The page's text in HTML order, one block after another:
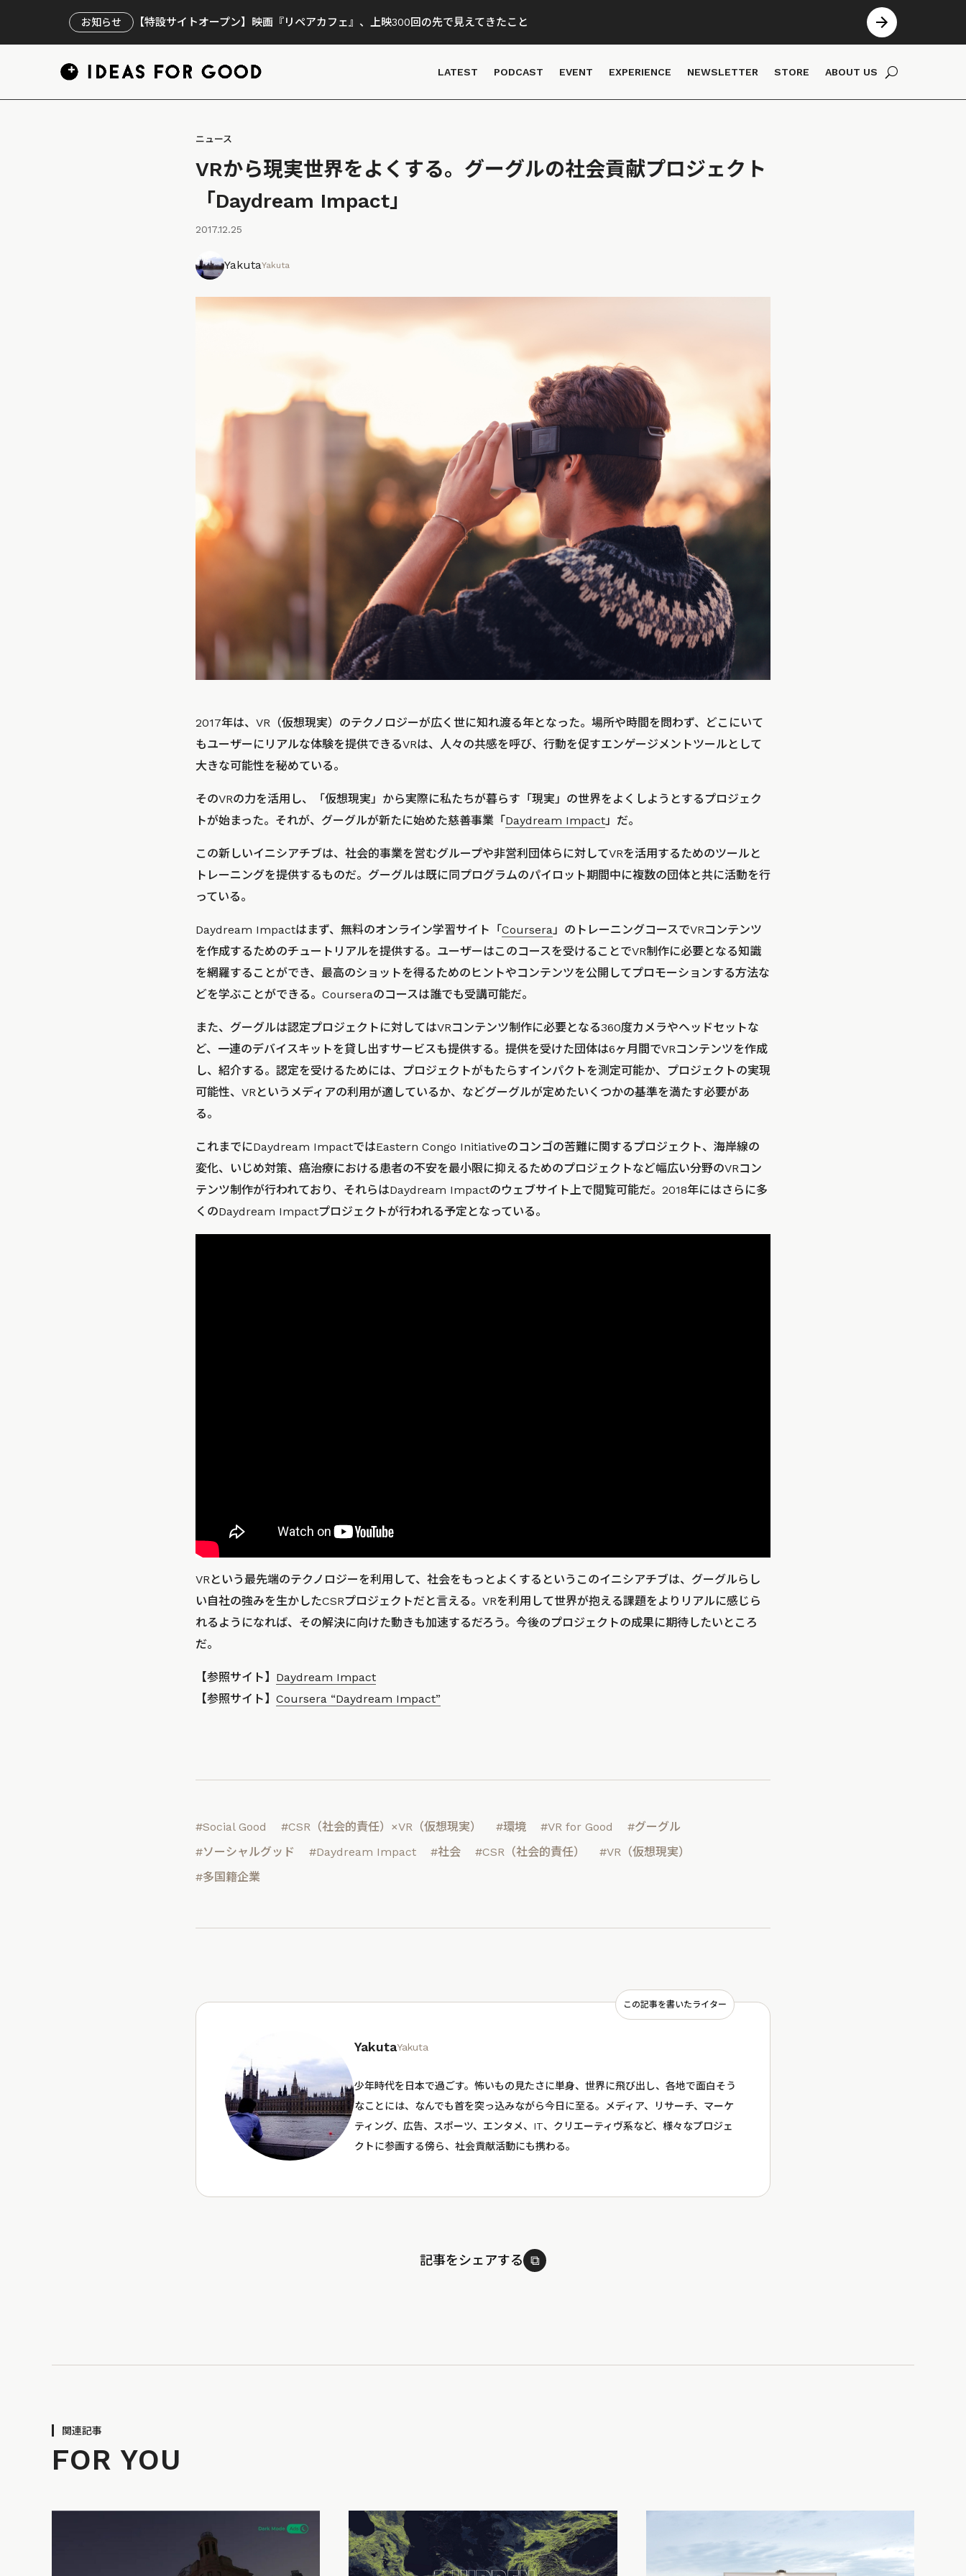
お知らせ 【特設サイトオープン】映画『リペアカフェ』、上映300回の先で見えてきたこと
LATEST PODCAST EVENT EXPERIENCE NEWSLETTER STORE ABOUT US
ニュース
VRから現実世界をよくする。グーグルの社会貢献プロジェクト
「Daydream Impact」
2017.12.25
YakutaYakuta
2017年は、VR（仮想現実）のテクノロジーが広く世に知れ渡る年となった。場所や時間を問わず、どこにいて
もユーザーにリアルな体験を提供できるVRは、人々の共感を呼び、行動を促すエンゲージメントツールとして
大きな可能性を秘めている。
そのVRの力を活用し、「仮想現実」から実際に私たちが暮らす「現実」の世界をよくしようとするプロジェク
トが始まった。それが、グーグルが新たに始めた慈善事業「 Daydream Impact」だ。
この新しいイニシアチブは、社会的事業を営むグループや非営利団体らに対してVRを活用するためのツールと
トレーニングを提供するものだ。グーグルは既に同プログラムのパイロット期間中に複数の団体と共に活動を行
っている。
Daydream Impactはまず、無料のオンライン学習サイト「 Coursera」のトレーニングコースでVRコンテンツ
を作成するためのチュートリアルを提供する。ユーザーはこのコースを受けることでVR制作に必要となる知識
を網羅することができ、最高のショットを得るためのヒントやコンテンツを公開してプロモーションする方法な
どを学ぶことができる。Courseraのコースは誰でも受講可能だ。
また、グーグルは認定プロジェクトに対してはVRコンテンツ制作に必要となる360度カメラやヘッドセットな
ど、一連のデバイスキットを貸し出すサービスも提供する。提供を受けた団体は6ヶ月間でVRコンテンツを作成
し、紹介する。認定を受けるためには、プロジェクトがもたらすインパクトを測定可能か、プロジェクトの実現
可能性、VRというメディアの利用が適しているか、などグーグルが定めたいくつかの基準を満たす必要があ
る。
これまでにDaydream ImpactではEastern Congo Initiativeのコンゴの苦難に関するプロジェクト、海岸線の
変化、いじめ対策、癌治療における患者の不安を最小限に抑えるためのプロジェクトなど幅広い分野のVRコン
テンツ制作が行われており、それらはDaydream Impactのウェブサイト上で閲覧可能だ。2018年にはさらに多
くのDaydream Impactプロジェクトが行われる予定となっている。
VRという最先端のテクノロジーを利用して、社会をもっとよくするというこのイニシアチブは、グーグルらし
い自社の強みを生かしたCSRプロジェクトだと言える。VRを利用して世界が抱える課題をよりリアルに感じら
れるようになれば、その解決に向けた動きも加速するだろう。今後のプロジェクトの成果に期待したいところ
だ。
【参照サイト】 Daydream Impact
【参照サイト】 Coursera “Daydream Impact”
#Social Good #CSR（社会的責任）×VR（仮想現実） #環境 #VR for Good
#グーグル
#ソーシャルグッド
#Daydream Impact #社会 #CSR（社会的責任）
#VR（仮想現実）
#多国籍企業
この記事を書いたライター
YakutaYakuta
少年時代を日本で過ごす。怖いもの見たさに単身、世界に飛び出し、各地で面白そう
なことには、なんでも首を突っ込みながら今日に至る。メディア、リサーチ、マーケ
ティング、広告、スポーツ、エンタメ、IT、クリエーティヴ系など、様々なプロジェ
クトに参画する傍ら、社会貢献活動にも携わる。
記事をシェアする ⧉
関連記事
FOR YOU